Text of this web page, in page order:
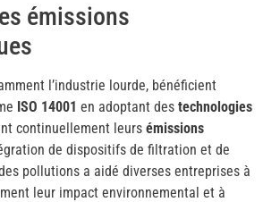
émissions
l’industrie lourde, bénéficient
ISO 14001 en adoptant des technologies
continuellement leurs émissions
de dispositifs de filtration et de
pollutions a aidé diverses entreprises à
leur impact environnemental et à